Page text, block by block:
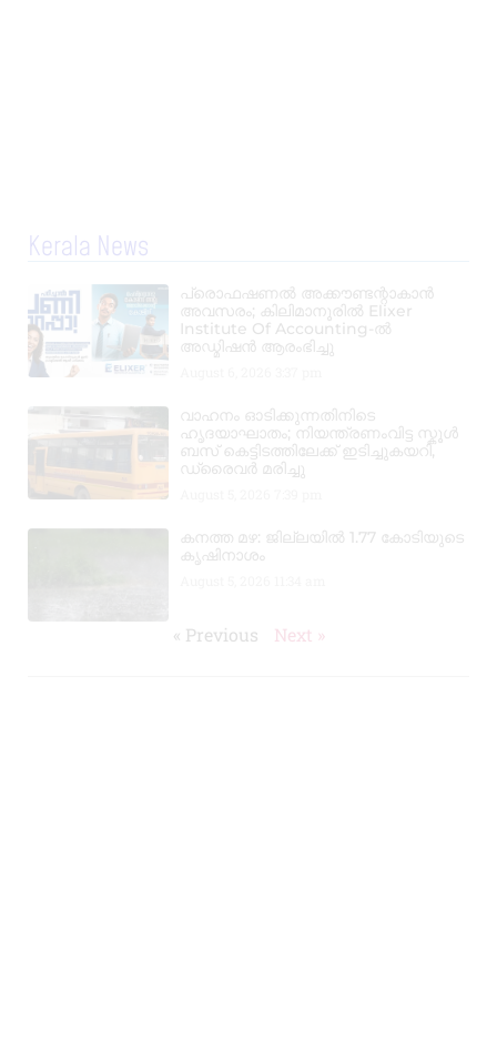
Kerala News
പ്രൊഫഷണൽ അക്കൗണ്ടന്റാകാൻ
അവസരം; കിലിമാനൂരിൽ Elixer
Institute Of Accounting-ൽ
അഡ്മിഷൻ ആരംഭിച്ചു
വാഹനം ഓടിക്കുന്നതിനിടെ
ഹൃദയാഘാതം; നിയന്ത്രണംവിട്ട സ്കൂൾ
ബസ് കെട്ടിടത്തിലേക്ക് ഇടിച്ചുകയറി,
ഡ്രൈവർ മരിച്ചു
കനത്ത മഴ: ജില്ലയിൽ 1.77 കോടിയുടെ
കൃഷിനാശം
« Previous Next »